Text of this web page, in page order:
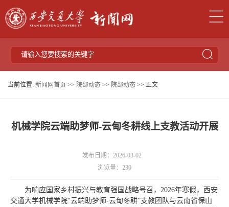
当前位置: 新闻网首页 >> 院部动态 >> 院部动态 >> 正文
机械学院云端助梦师-云甸冬耕线上支教活动开展
发布日期：2026-03-02
浏览量： 230
为响应国家乡村振兴与教育强国战略号召，2026年寒假，西安
交通大学机械学院“云端助梦师-云甸冬耕”支教团队与云南省保山